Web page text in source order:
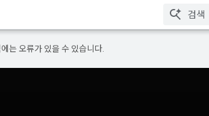
는 오류가 있을 수 있습니다.